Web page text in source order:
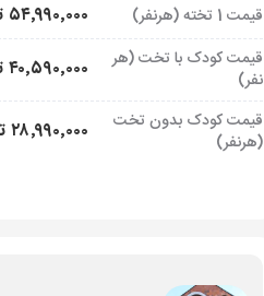
قیمت 1 تخته (هرنفر) ۵۴٬۹۹۰٬۰۰۰ تومان
قیمت کودک با تخت (هر
نفر)
۴۰٬۵۹۰٬۰۰۰ تومان
قیمت کودک بدون تخت
(هرنفر)
۲۸٬۹۹۰٬۰۰۰ تومان